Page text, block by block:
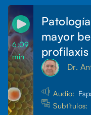
6:09
min
mayor
Dr.
Audio:
Subtítulos: